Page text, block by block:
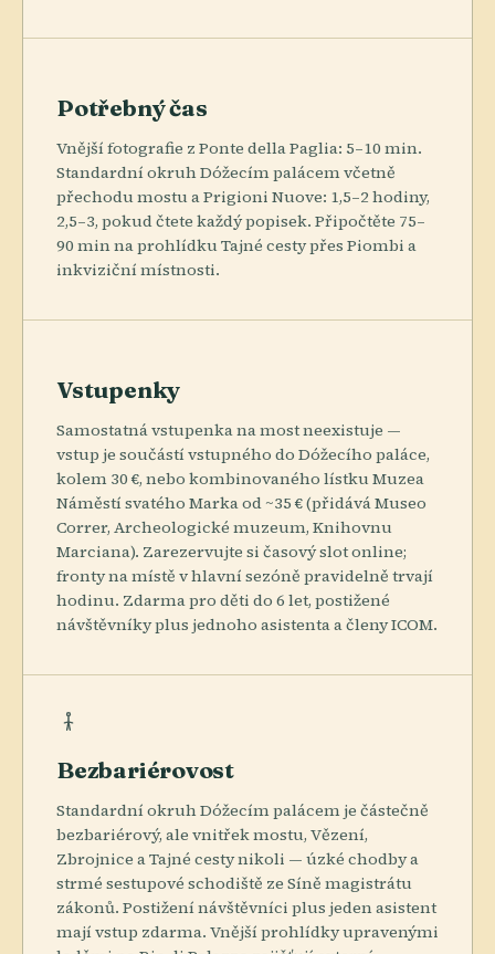
Potřebný čas
Vnější fotografie z Ponte della Paglia: 5–10 min.
Standardní okruh Dóžecím palácem včetně
přechodu mostu a Prigioni Nuove: 1,5–2 hodiny,
2,5–3, pokud čtete každý popisek. Připočtěte 75–
90 min na prohlídku Tajné cesty přes Piombi a
inkviziční místnosti.
Vstupenky
Samostatná vstupenka na most neexistuje —
vstup je součástí vstupného do Dóžecího paláce,
kolem 30 €, nebo kombinovaného lístku Muzea
Náměstí svatého Marka od ~35 € (přidává Museo
Correr, Archeologické muzeum, Knihovnu
Marciana). Zarezervujte si časový slot online;
fronty na místě v hlavní sezóně pravidelně trvají
hodinu. Zdarma pro děti do 6 let, postižené
návštěvníky plus jednoho asistenta a členy ICOM.
Bezbariérovost
Standardní okruh Dóžecím palácem je částečně
bezbariérový, ale vnitřek mostu, Vězení,
Zbrojnice a Tajné cesty nikoli — úzké chodby a
strmé sestupové schodiště ze Síně magistrátu
zákonů. Postižení návštěvníci plus jeden asistent
mají vstup zdarma. Vnější prohlídky upravenými